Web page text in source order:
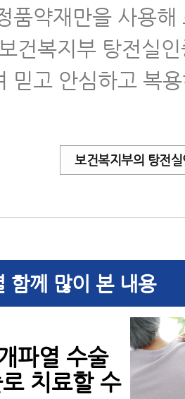
품약재만을 사용해
건복지부 탕전실
믿고 안심하고 복
보건복지부의 탕전
함께 많이 본 내용
파열 수술
치료할 수